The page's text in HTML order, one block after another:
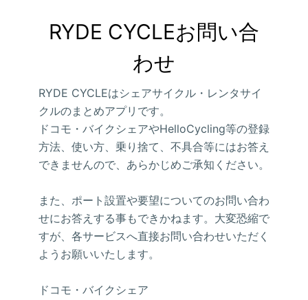
RYDE CYCLEお問い合
わせ
RYDE CYCLEはシェアサイクル・レンタサイ
クルのまとめアプリです。
ドコモ・バイクシェアやHelloCycling等の登録
方法、使い方、乗り捨て、不具合等にはお答え
できませんので、あらかじめご承知ください。
また、ポート設置や要望についてのお問い合わ
せにお答えする事もできかねます。大変恐縮で
すが、各サービスへ直接お問い合わせいただく
ようお願いいたします。
ドコモ・バイクシェア